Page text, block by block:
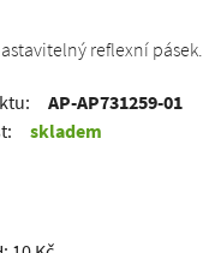
reflexní pásek.
AP-AP731259-01
skladem